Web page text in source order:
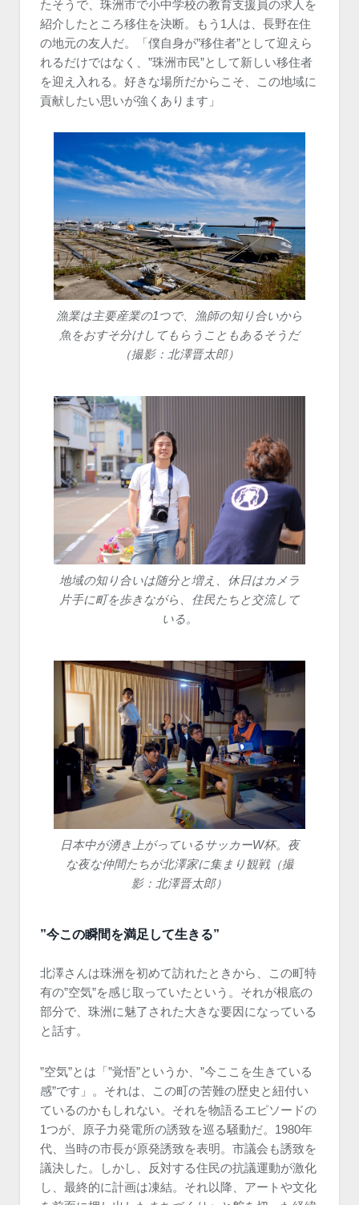
たそうで、珠洲市で小中学校の教育支援員の求人を
紹介したところ移住を決断。もう1人は、長野在住
の地元の友人だ。「僕自身が”移住者”として迎えら
れるだけではなく、”珠洲市民”として新しい移住者
を迎え入れる。好きな場所だからこそ、この地域に
貢献したい思いが強くあります」
漁業は主要産業の1つで、漁師の知り合いから
魚をおすそ分けしてもらうこともあるそうだ
（撮影：北澤晋太郎）
地域の知り合いは随分と増え、休日はカメラ
片手に町を歩きながら、住民たちと交流して
いる。
日本中が湧き上がっているサッカーW杯。夜
な夜な仲間たちが北澤家に集まり観戦（撮
影：北澤晋太郎）
”今この瞬間を満足して生きる”
北澤さんは珠洲を初めて訪れたときから、この町特
有の”空気”を感じ取っていたという。それが根底の
部分で、珠洲に魅了された大きな要因になっている
と話す。
”空気”とは「”覚悟”というか、”今ここを生きている
感”です」。それは、この町の苦難の歴史と紐付い
ているのかもしれない。それを物語るエピソードの
1つが、原子力発電所の誘致を巡る騒動だ。1980年
代、当時の市長が原発誘致を表明。市議会も誘致を
議決した。しかし、反対する住民の抗議運動が激化
し、最終的に計画は凍結。それ以降、アートや文化